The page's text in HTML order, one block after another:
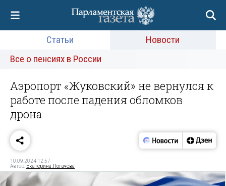
Статьи
Новости
Все о пенсиях в России
Аэропорт «Жуковский» не вернулся к
работе после падения обломков
дрона
10.09.2024 12:57
Автор: Екатерина Логачева